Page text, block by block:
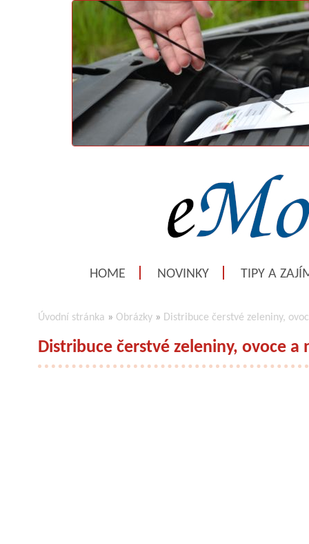
HOME NOVINKY TIPY A
Úvodní stránka » Obrázky » Distribuce čerstvé zeleniny,
Distribuce čerstvé zeleniny, ovoce a